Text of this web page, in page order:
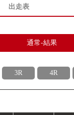
出走表
通常-結果
3R 4R